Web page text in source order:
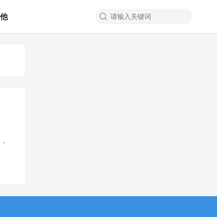
